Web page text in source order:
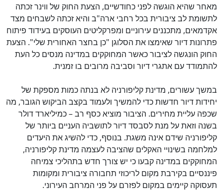
מאחר שהיא הוגשה לפני כחודשיים, הצעת החוק של ווינר זכתה
לתשומת לב ציבורית בכל רחבי ארה"ב והיא זכתה לשבחים מצד
אקדמאים, מתכננים עירוניים ומפרקליטים העוסקים בעידוד פיתוח
פתרונות דיור שאימצו את הסלוגן "כן בחצר האחורית שלי". הצעת
החוק הונגשה לציבור כאשר המחוקקים במדינה מנסים כל העת
להתמודד עם אתגרי דיור וסביבה מרובים בו זמנית.
במשך עשורים, מדינת קליפורניה לא בנתה כמות מספקת של
יחידות דיור חדשות כדי להמשיך ולעמוד בקצב הביקוש הגובר, מה
שכפה עליית מחירים. הציבור מוציא כסף רב – כמיליארד דולר
בשנה וזאת על מנת לסבסד דיור לתושביה העניים ביותר של
קליפורניה שידם אינה משגת. בנוסף, כדי להשיג את היעדים
למלחמה בשינויי האקלים שהציבה לעצמה מדינת קליפורניה,
המחוקקים במדינה קבעו כי יש צורך חדש בתהליכי צמיחה
פיננסיים בקירבת מקום לריכוזי תחבורה ציבורית ומקומות
תעסוקה קיימים במקום לפזרם על פני המרחב העירוני.